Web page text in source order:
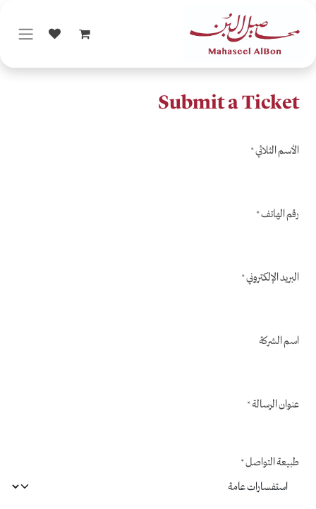
Submit a Ticket
الأسم الثلاثي*
رقم الهاتف*
البريد الإلكتروني*
اسم الشركة
عنوان الرسالة*
طبيعة التواصل*